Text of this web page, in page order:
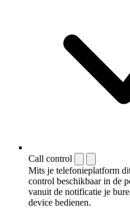
Call control
Mits je telefonieplatform
control beschikbaar in de
vanuit de notificatie je
device bedienen.